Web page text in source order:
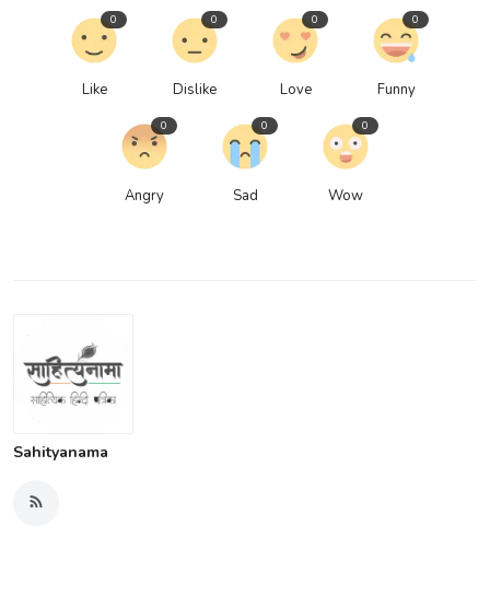
Like
0
Dislike
0
Love
0
Funny
0
Angry
0
Sad
0
Wow
0
Sahityanama